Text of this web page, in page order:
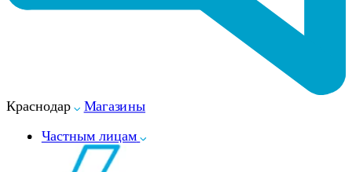
Краснодар
Магазины
Частным лицам